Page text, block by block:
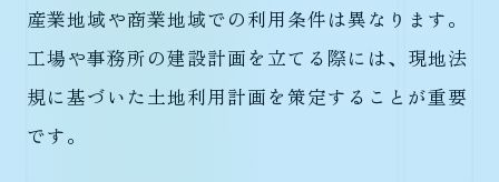
産業地域や商業地域での利用条件は異なります。
工場や事務所の建設計画を立てる際には、現地法
規に基づいた土地利用計画を策定することが重要
です。